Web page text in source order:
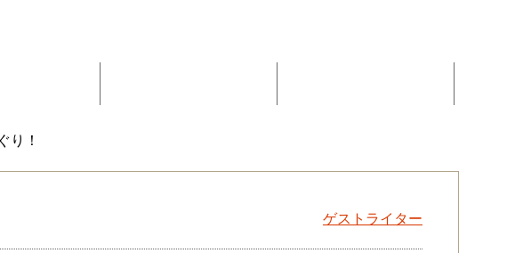
り！
ゲストライター